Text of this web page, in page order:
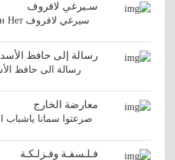
سـيرغي لافروف
سيرغي لافروف Mr. No г-н Нет…
رسالة إلى حافظ الأسد
رسالة الى حافظ
معارضة الخارج
صرعتوا سمانا ياشباب
فـلـسفـة وفـزلـكـة